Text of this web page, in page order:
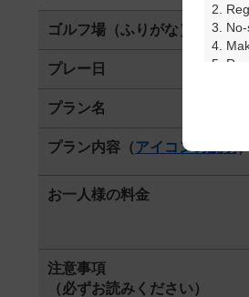
ゴルフ場（ふりがな）
プレー日
プラン名
プラン内容（アイコンの説明
お一人様の料金
注意事項
（必ずお読みください）
2.
3.
4.
5.
6.
7.
We